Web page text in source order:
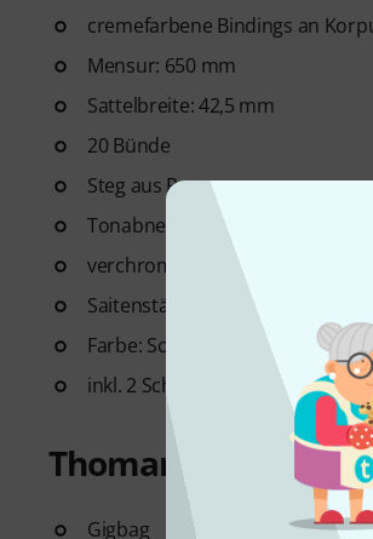
cremefarbene Bindings an
Mensur: 650 mm
Sattelbreite: 42,5 mm
20 Bünde
Steg aus Roseacer
Tonabnehmer mit Pre-Amp mit
verchromte DieCast Mechaniken
Saitenstärke ab Werk: .012 - .053
Farbe: Schwarz Hochglanz
inkl. 2 Schlagbretter in Schwarz
Thomann Acoustic-
Gigbag